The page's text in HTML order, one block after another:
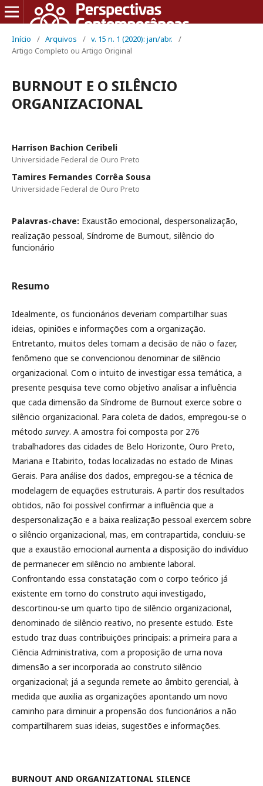
Início / Arquivos / v. 15 n. 1 (2020): jan/abr.
/
Artigo Completo ou Artigo Original
BURNOUT E O SILÊNCIO
ORGANIZACIONAL
Harrison Bachion Ceribeli
Universidade Federal de Ouro Preto
Tamires Fernandes Corrêa Sousa
Universidade Federal de Ouro Preto
Palavras-chave: Exaustão emocional, despersonalização,
realização pessoal, Síndrome de Burnout, silêncio do
funcionário
Resumo
Idealmente, os funcionários deveriam compartilhar suas
ideias, opiniões e informações com a organização.
Entretanto, muitos deles tomam a decisão de não o fazer,
fenômeno que se convencionou denominar de silêncio
organizacional. Com o intuito de investigar essa temática, a
presente pesquisa teve como objetivo analisar a influência
que cada dimensão da Síndrome de Burnout exerce sobre o
silêncio organizacional. Para coleta de dados, empregou-se o
método survey. A amostra foi composta por 276
trabalhadores das cidades de Belo Horizonte, Ouro Preto,
Mariana e Itabirito, todas localizadas no estado de Minas
Gerais. Para análise dos dados, empregou-se a técnica de
modelagem de equações estruturais. A partir dos resultados
obtidos, não foi possível confirmar a influência que a
despersonalização e a baixa realização pessoal exercem sobre
o silêncio organizacional, mas, em contrapartida, concluiu-se
que a exaustão emocional aumenta a disposição do indivíduo
de permanecer em silêncio no ambiente laboral.
Confrontando essa constatação com o corpo teórico já
existente em torno do construto aqui investigado,
descortinou-se um quarto tipo de silêncio organizacional,
denominado de silêncio reativo, no presente estudo. Este
estudo traz duas contribuições principais: a primeira para a
Ciência Administrativa, com a proposição de uma nova
dimensão a ser incorporada ao construto silêncio
organizacional; já a segunda remete ao âmbito gerencial, à
medida que auxilia as organizações apontando um novo
caminho para diminuir a propensão dos funcionários a não
compartilharem suas ideias, sugestões e informações.
BURNOUT AND ORGANIZATIONAL SILENCE